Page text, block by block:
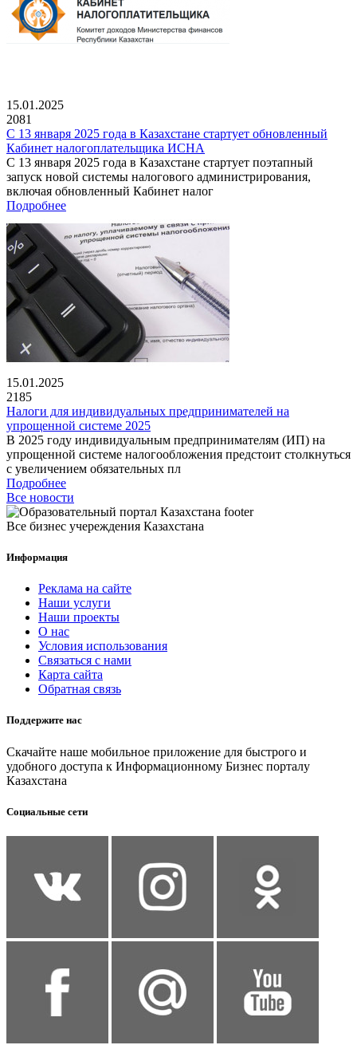
15.01.2025
2081
С 13 января 2025 года в Казахстане стартует обновленный
Кабинет налогоплательщика ИСНА
С 13 января 2025 года в Казахстане стартует поэтапный
запуск новой системы налогового администрирования,
включая обновленный Кабинет налог
Подробнее
15.01.2025
2185
Налоги для индивидуальных предпринимателей на
упрощенной системе 2025
В 2025 году индивидуальным предпринимателям (ИП) на
упрощенной системе налогообложения предстоит столкнуться
с увеличением обязательных пл
Подробнее
Все новости
Все бизнес учереждения Казахстана
Информация
Реклама на сайте
Наши услуги
Наши проекты
О нас
Условия использования
Связаться с нами
Карта сайта
Обратная связь
Поддержите нас
Скачайте наше мобильное приложение для быстрого и
удобного доступа к Информационному Бизнес порталу
Казахстана
Социальные сети